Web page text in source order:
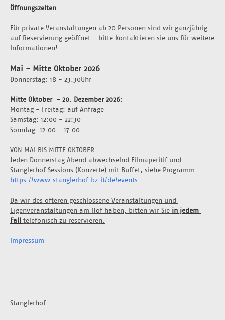
Öffnungszeiten
Für private Veranstaltungen ab 20 Personen sind wir ganzjährig
auf Reservierung geöffnet - bitte kontaktieren sie uns für weitere
Informationen!
Mai - Mitte Oktober 2026:
Donnerstag: 18 - 23.30Uhr
Mitte Oktober  - 20. Dezember 2026:
Montag - Freitag: auf Anfrage
Samstag: 12:00 - 22:30
Sonntag: 12:00 - 17:00
VON MAI BIS MITTE OKTOBER
Jeden Donnerstag Abend abwechselnd Filmaperitif und
https://www.stanglerhof.bz.it/de/events
Da wir des öfteren geschlossene Veranstaltungen und
Eigenveranstaltungen am Hof haben, bitten wir Sie in jedem
Fall telefonisch zu reservieren.
Impressum
Stanglerhof